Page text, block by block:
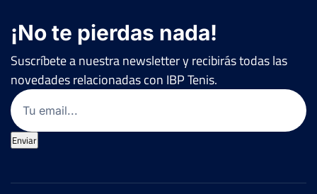
¡No te pierdas nada!
Suscríbete a nuestra newsletter y recibirás todas las
novedades relacionadas con IBP Tenis.
Email
Enviar